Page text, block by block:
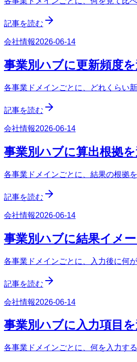
記事を読む
会社情報2026-06-14
事業別ハブに更新頻度
各事業ドメインごとに、どれくらい
記事を読む
会社情報2026-06-14
事業別ハブに算出根拠
各事業ドメインごとに、結果の根拠
記事を読む
会社情報2026-06-14
事業別ハブに結果イメ
各事業ドメインごとに、入力後に何
記事を読む
会社情報2026-06-14
事業別ハブに入力項目
各事業ドメインごとに、何を入力す